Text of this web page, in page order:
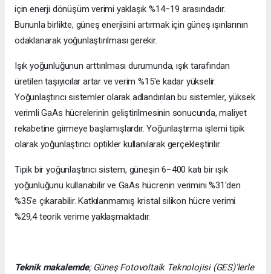
için enerji dönüşüm verimi yaklaşık %14−19 arasındadır.
Bununla birlikte, güneş enerjisini artırmak için güneş ışınlarının
odaklanarak yoğunlaştırılması gerekir.
Işık yoğunluğunun arttırılması durumunda, ışık tarafından
üretilen taşıyıcılar artar ve verim %15'e kadar yükselir.
Yoğunlaştırıcı sistemler olarak adlandırılan bu sistemler, yüksek
verimli GaAs hücrelerinin geliştirilmesinin sonucunda, maliyet
rekabetine girmeye başlamışlardır. Yoğunlaştırma işlemi tipik
olarak yoğunlaştırıcı optikler kullanılarak gerçekleştirilir.
Tipik bir yoğunlaştırıcı sistem, güneşin 6−400 katı bir ışık
yoğunluğunu kullanabilir ve GaAs hücrenin verimini %31'den
%35'e çıkarabilir. Katkılanmamış kristal silikon hücre verimi
%29,4 teorik verime yaklaşmaktadır.
Teknik makalemde; Güneş Fotovoltaik Teknolojisi (GES)’lerle